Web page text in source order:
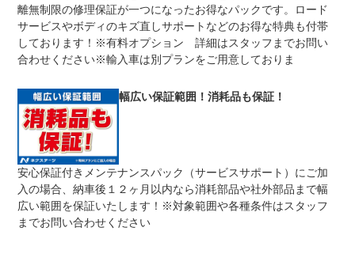
免責金
保証修理の対象となる場合は、お客様の費用負担は一切ご
ざいません。
保証修理
受付先
全国のネクステージで受付可能！ご遠方でネクステージに
持ち込めないお客様も保証修理はお受け頂けます。詳細
法定整備 整備無 車両状態については販売店にご確認ください
法定整備
について
-
離無制限の修理保証が一つになったお得なパックです。ロード
サービスやボディのキズ直しサポートなどのお得な特典も付帯
しております！※有料オプション 詳細はスタッフまでお問い
合わせください※輸入車は別プランをご用意しておりま
幅広い保証範囲！消耗品も保証！
安心保証付きメンテナンスパック（サービスサポート）にご加
入の場合、納車後１２ヶ月以内なら消耗部品や社外部品まで幅
広い範囲を保証いたします！※対象範囲や各種条件はスタッフ
までお問い合わせください